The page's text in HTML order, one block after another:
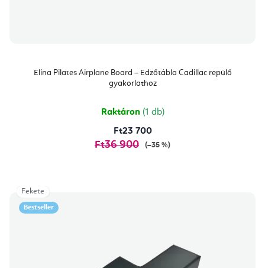
Elina Pilates Airplane Board – Edzőtábla Cadillac repülő
gyakorlathoz
Raktáron (1 db)
Ft23 700
Ft36 900 (–35 %)
Bestseller
Fekete